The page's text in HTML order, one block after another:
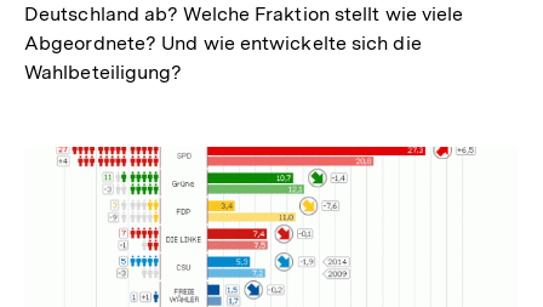
Deutschland ab? Welche Fraktion stellt wie viele
Abgeordnete? Und wie entwickelte sich die
Wahlbeteiligung?